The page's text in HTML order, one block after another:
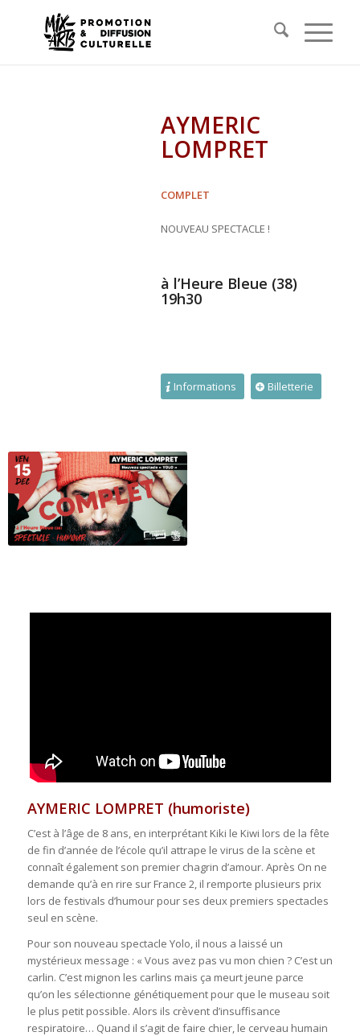
AYMERIC
LOMPRET
COMPLET
NOUVEAU SPECTACLE !
à l’Heure Bleue (38)
19h30
Informations Billetterie
AYMERIC LOMPRET (humoriste)
C’est à l’âge de 8 ans, en interprétant Kiki le Kiwi lors de la fête
de fin d’année de l’école qu’il attrape le virus de la scène et
connaît également son premier chagrin d’amour. Après On ne
demande qu’à en rire sur France 2, il remporte plusieurs prix
lors de festivals d’humour pour ses deux premiers spectacles
seul en scène.
Pour son nouveau spectacle Yolo, il nous a laissé un
mystérieux message : « Vous avez pas vu mon chien ? C’est un
carlin. C’est mignon les carlins mais ça meurt jeune parce
qu’on les sélectionne génétiquement pour que le museau soit
le plus petit possible. Alors ils crèvent d’insuffisance
respiratoire… Quand il s’agit de faire chier, le cerveau humain